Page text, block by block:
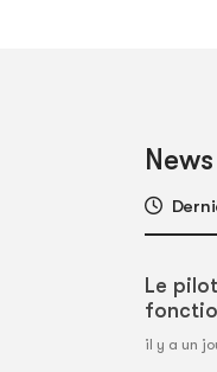
News
Le
il y a un